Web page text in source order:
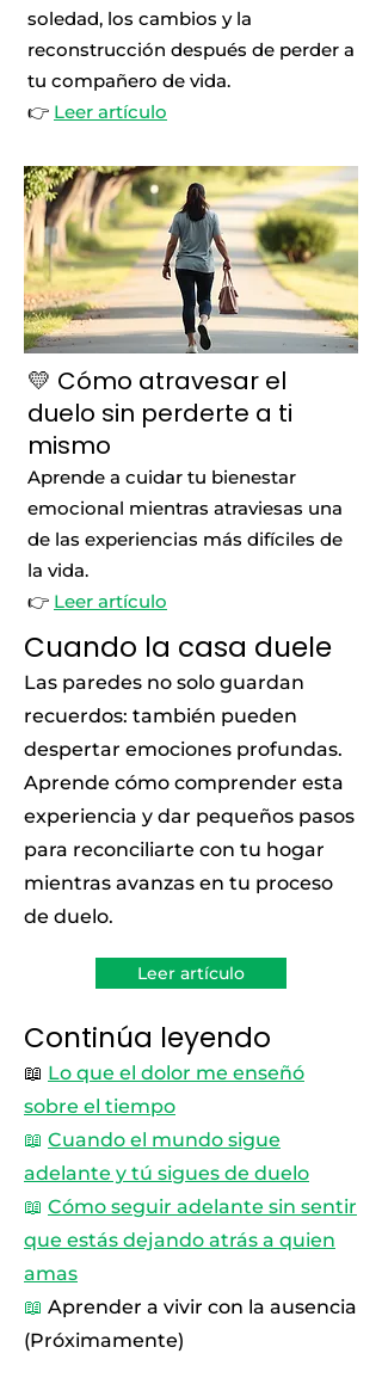
soledad, los cambios y la
reconstrucción después de perder a
tu compañero de vida.
👉 Leer artículo
💛 Cómo atravesar el
duelo sin perderte a ti
mismo
Aprende a cuidar tu bienestar
emocional mientras atraviesas una
de las experiencias más difíciles de
la vida.
👉 Leer artículo
Cuando la casa duele
Las paredes no solo guardan
recuerdos: también pueden
despertar emociones profundas.
Aprende cómo comprender esta
experiencia y dar pequeños pasos
para reconciliarte con tu hogar
mientras avanzas en tu proceso
de duelo.
Leer artículo
Continúa leyendo
📖 Lo que el dolor me enseñó
sobre el tiempo
📖 Cuando el mundo sigue
adelante y tú sigues de duelo
📖 Cómo seguir adelante sin sentir
que estás dejando atrás a quien
amas
📖 Aprender a vivir con la ausencia
(Próximamente)